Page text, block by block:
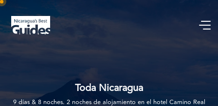
Toda Nicaragua
9 días & 8 noches. 2 noches de alojamiento en el hotel Camino Real